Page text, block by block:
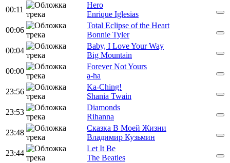
00:11
Hero
Enrique Iglesias
00:06
Total Eclipse of the Heart
Bonnie Tyler
00:04
Baby, I Love Your Way
Big Mountain
00:00
Forever Not Yours
a-ha
23:56
Ka-Ching!
Shania Twain
23:53
Diamonds
Rihanna
23:48
Сказка В Моей Жизни
Владимир Кузьмин
23:44
Let It Be
The Beatles